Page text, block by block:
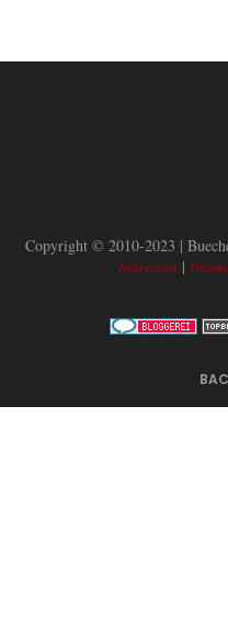
Copyright © 2010-2023 |
Impressum |